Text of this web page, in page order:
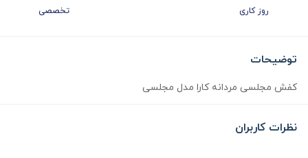
روز کاری
تخصصی
توضیحات
کفش مجلسی مردانه کارا مدل مجلسی
نظرات کاربران